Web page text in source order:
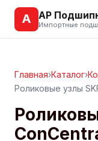
А АР
Импортные
Главная›Каталог›
Роликовые узлы